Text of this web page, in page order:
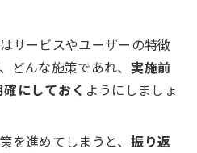
サービスやユーザーの特徴
どんな施策であれ、 実施前
にしておく ようにしましょ
を進めてしまうと、 振り返